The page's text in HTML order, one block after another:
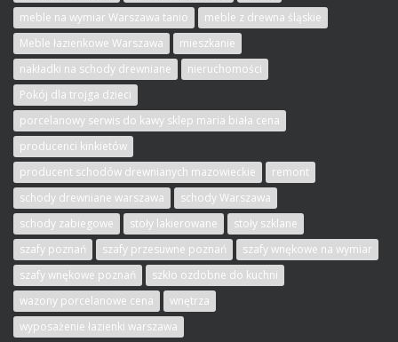
meble na wymiar Warszawa tanio
meble z drewna śląskie
Meble łazienkowe Warszawa
mieszkanie
nakładki na schody drewniane
nieruchomości
Pokój dla trojga dzieci
porcelanowy serwis do kawy sklep maria biała cena
producenci kinkietów
producent schodów drewnianych mazowieckie
remont
schody drewniane warszawa
schody Warszawa
schody zabiegowe
stoły lakierowane
stoły szklane
szafy poznań
szafy przesuwne poznań
szafy wnękowe na wymiar
szafy wnękowe poznań
szkło ozdobne do kuchni
wazony porcelanowe cena
wnętrza
wyposażenie łazienki warszawa